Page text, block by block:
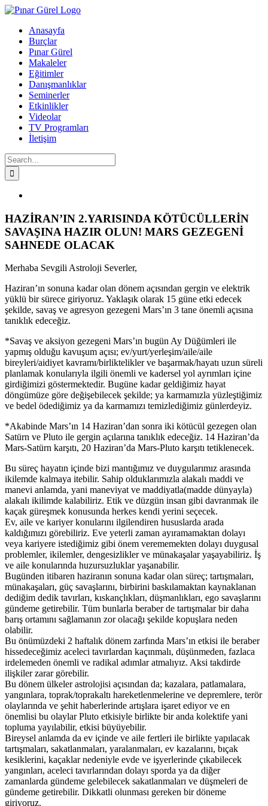
Skip
contentAnasayfa
Burçlar
Pınar Gürel
Makaleler
Eğitimler
Danışmanlıklar
Seminerler
Etkinlikler
Videolar
TV Programları
İletişim
Search
for:
Image
HAZİRAN’IN 2.YARISINDA KÖTÜCÜLLERİN
SAVAŞINA HAZIR OLUN! MARS GEZEGENİ
SAHNEDE OLACAK
Merhaba Sevgili Astroloji Severler,
Haziran’ın sonuna kadar olan dönem açısından gergin ve elektrik
yüklü bir sürece giriyoruz. Yaklaşık olarak 15 güne etki edecek
şekilde, savaş ve agresyon gezegeni Mars’ın 3 tane önemli açısına
tanıklık edeceğiz.
*Savaş ve aksiyon gezegeni Mars’ın bugün Ay Düğümleri ile
yapmış olduğu kavuşum açısı; ev/yurt/yerleşim/aile/aile
bireyleri/aidiyet kavramı/birliktelikler ve başarmak/hayatı uzun süreli
planlamak konularıyla ilgili önemli ve kadersel yol ayrımları içine
girdiğimizi göstermektedir. Bugüne kadar geldiğimiz hayat
döngümüze göre değişebilecek şekilde; ya karmamızla yüzleştiğimiz
ve bedel ödediğimiz ya da karmamızı temizlediğimiz günlerdeyiz.
*Akabinde Mars’ın 14 Haziran’dan sonra iki kötücül gezegen olan
Satürn ve Pluto ile gergin açılarına tanıklık edeceğiz. 14 Haziran’da
Mars-Satürn karşıtı, 20 Haziran’da Mars-Pluto karşıtı tetiklenecek.
Bu süreç hayatın içinde bizi mantığımız ve duygularımız arasında
ikilemde kalmaya itebilir. Sahip olduklarımızla alakalı maddi ve
manevi anlamda, yani maneviyat ve maddiyatla(madde dünyayla)
alakalı ikilimde kalabiliriz. Etik ve düzgün insan gibi davranmak ile
kaçak güreşmek konusunda herkes kendi yerini seçecek.
Ev, aile ve kariyer konularını ilgilendiren hususlarda arada
kaldığımızı görebiliriz. Eve yeterli zaman ayıramamaktan dolayı
veya kariyere istediğimiz gibi önem verememekten dolayı duygusal
problemler, ikilemler, dengesizlikler ve münakaşalar yaşayabiliriz. İş
ve aile konularında huzursuzluklar yaşanabilir.
Bugünden itibaren haziranın sonuna kadar olan süreç; tartışmaları,
münakaşaları, güç savaşlarını, birbirini baskılamaktan kaynaklanan
dediğim dedik tavırları, kıskançlıkları, düşmanlıkları, ego savaşlarını
gündeme getirebilir. Tüm bunlarla beraber de tartışmalar bir daha
barış ortamını sağlamanın zor olacağı şekilde kopuşlara neden
olabilir.
Bu önümüzdeki 2 haftalık dönem zarfında Mars’ın etkisi ile beraber
hissedeceğimiz aceleci tavırlardan kaçınmalı, düşünmeden, fazlaca
irdelemeden önemli ve radikal adımlar atmalıyız. Aksi takdirde
ilişkiler zarar görebilir.
Bu dönem ülkeler astrolojisi açısından da; kazalara, patlamalara,
yangınlara, toprak/toprakaltı hareketlenmelerine ve depremlere, terör
olaylarında ve şehit haberlerinde artışlara işaret ediyor ve en
önemlisi bu olaylar Pluto etkisiyle birlikte bir anda kolektife yani
topluma yayılabilir, etkisi büyüyebilir.
Bireysel anlamda da ev içinde ve aile fertleri ile birlikte yapılacak
tartışmaları, sakatlanmaları, yaralanmaları, ev kazalarını, bıçak
kesiklerini, kaçaklar nedeniyle evde ve işyerlerinde çıkabilecek
yangınları, aceleci tavırlarından dolayı sporda ya da diğer
zamanlarda gündeme gelebilecek sakatlanmaları ve düşmeleri de
gündeme getirebilir. Dikkatli olunması gereken bir döneme
giriyoruz.